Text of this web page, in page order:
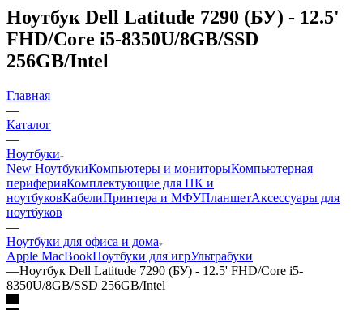
Ноутбук Dell Latitude 7290 (БУ) - 12.5'
FHD/Core i5-8350U/8GB/SSD
256GB/Intel
Главная
—
Каталог
—
Ноутбуки
New НоутбукиКомпьютеры и мониторыКомпьютерная
периферияКомплектующие для ПК и
ноутбуковКабелиПринтера и МФУПланшетАксессуары для
ноутбуков
—
Ноутбуки для офиса и дома
Apple MacBookНоутбуки для игрУльтрабуки
—Ноутбук Dell Latitude 7290 (БУ) - 12.5' FHD/Core i5-
8350U/8GB/SSD 256GB/Intel